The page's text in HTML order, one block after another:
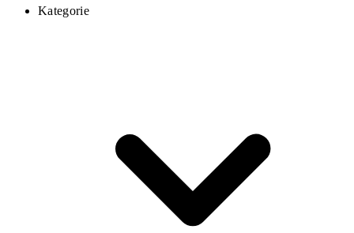
Kategorie